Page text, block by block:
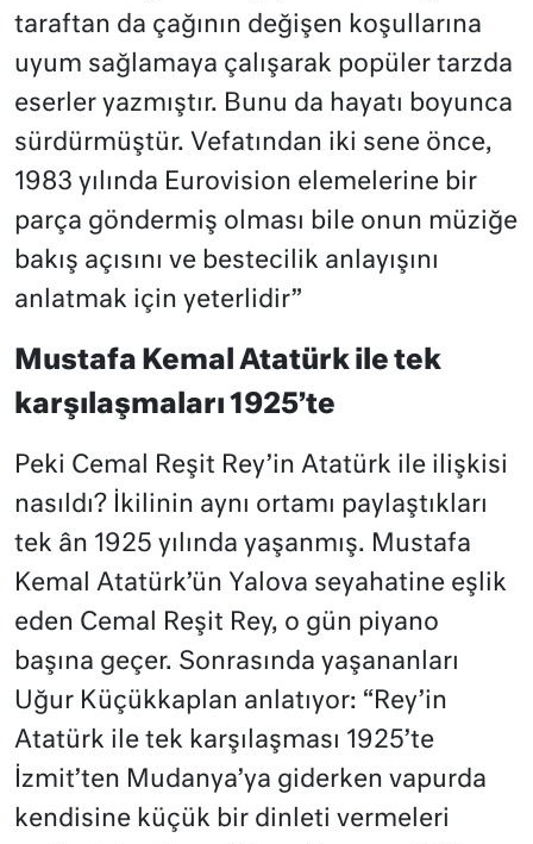
taraftan da çağının değişen koşullarına
uyum sağlamaya çalışarak popüler tarzda
eserler yazmıştır. Bunu da hayatı boyunca
sürdürmüştür. Vefatından iki sene önce,
1983 yılında Eurovision elemelerine bir
parça göndermiş olması bile onun müziğe
bakış açısını ve bestecilik anlayışını
anlatmak için yeterlidir”
Mustafa Kemal Atatürk ile tek
karşılaşmaları 1925’te
Peki Cemal Reşit Rey’in Atatürk ile ilişkisi
nasıldı? İkilinin aynı ortamı paylaştıkları
tek ân 1925 yılında yaşanmış. Mustafa
Kemal Atatürk’ün Yalova seyahatine eşlik
eden Cemal Reşit Rey, o gün piyano
başına geçer. Sonrasında yaşananları
Uğur Küçükkaplan anlatıyor: “Rey’in
Atatürk ile tek karşılaşması 1925’te
İzmit’ten Mudanya’ya giderken vapurda
kendisine küçük bir dinleti vermeleri